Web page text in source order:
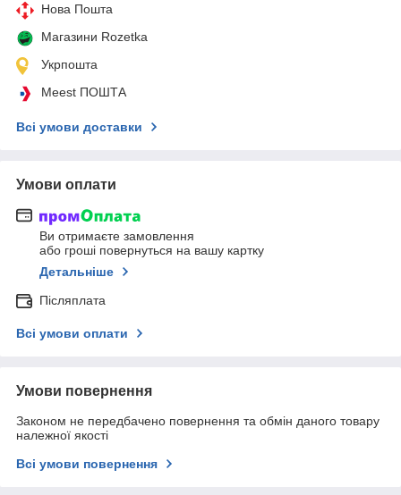
Нова Пошта
Магазини Rozetka
Укрпошта
Meest ПОШТА
Всі умови доставки
Умови оплати
Ви отримаєте замовлення
або гроші повернуться на вашу картку
Детальніше
Післяплата
Всі умови оплати
Умови повернення
Законом не передбачено повернення та обмін даного товару
належної якості
Всі умови повернення